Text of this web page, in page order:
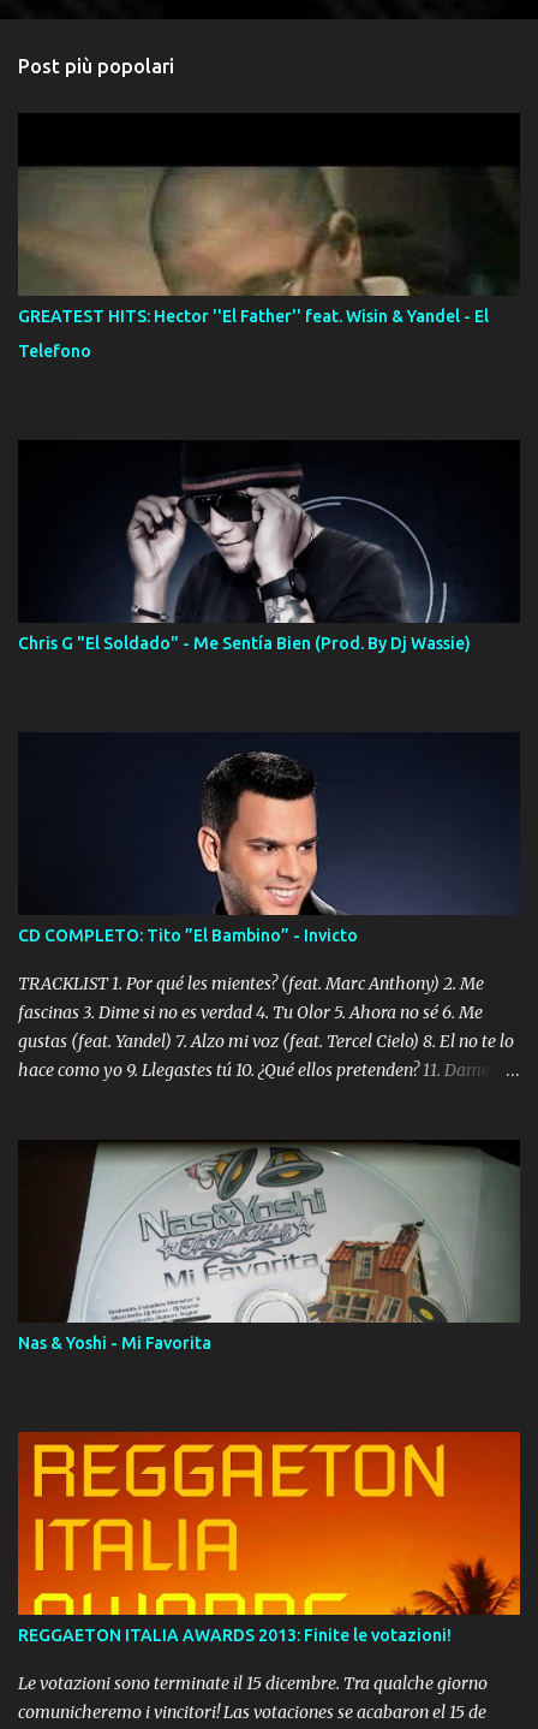
Post più popolari
GREATEST HITS: Hector ''El Father'' feat. Wisin & Yandel - El
Telefono
Chris G "El Soldado" - Me Sentía Bien (Prod. By Dj Wassie)
CD COMPLETO: Tito ”El Bambino” - Invicto
TRACKLIST 1. Por qué les mientes? (feat. Marc Anthony) 2. Me
fascinas 3. Dime si no es verdad 4. Tu Olor 5. Ahora no sé 6. Me
gustas (feat. Yandel) 7. Alzo mi voz (feat. Tercel Cielo) 8. El no te lo
hace como yo 9. Llegastes tú 10. ¿Qué ellos pretenden? 11. Dame la
Digital Booklet – Invicto ----------------------------- Nota:
Album proposto al massimo della qualità in formato iTunes Plus
AAC M4A; comprato su iTunes e a disposizione vostra per il
download. REGGAETON ITALIA Nosotros Somos Los Del
Momento!
Nas & Yoshi - Mi Favorita
REGGAETON ITALIA AWARDS 2013: Finite le votazioni!
Le votazioni sono terminate il 15 dicembre. Tra qualche giorno
comunicheremo i vincitori! Las votaciones se acabaron el 15 de